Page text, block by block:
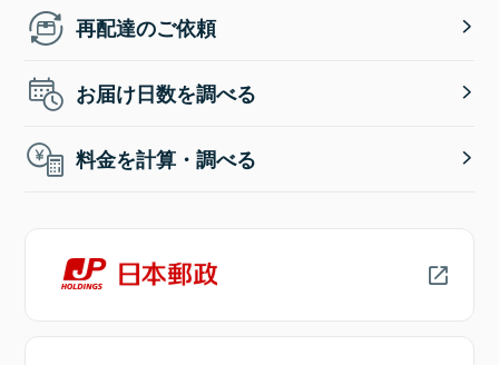
再配達のご依頼
お届け日数を調べる
料金を計算・調べる